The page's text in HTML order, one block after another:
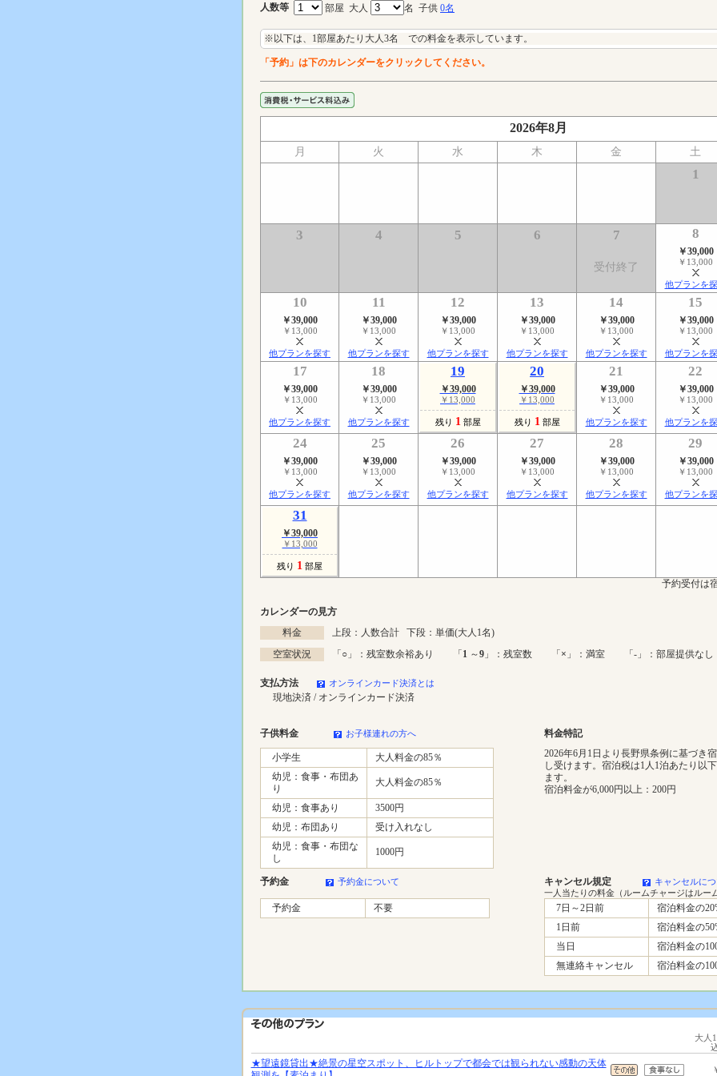
人数等 部屋 大人 名 子供 0名
※以下は、1部屋あたり大人3名 での料金を表示しています。
「予約」は下のカレンダーをクリックしてください。
2026年8月
月 火 水 木 金 土
1
3 4 5 6 7
受付終了
8
￥39,000
￥13,000
他プランを
10
￥39,000
￥13,000
他プランを探す
11
￥39,000
￥13,000
他プランを探す
12
￥39,000
￥13,000
他プランを探す
13
￥39,000
￥13,000
他プランを探す
14
￥39,000
￥13,000
他プランを探す
15
￥39,000
￥13,000
他プランを
17
￥39,000
￥13,000
他プランを探す
18
￥39,000
￥13,000
他プランを探す
19
￥39,000
￥13,000
残り 1 部屋
20
￥39,000
￥13,000
残り 1 部屋
21
￥39,000
￥13,000
他プランを探す
22
￥39,000
￥13,000
他プランを
24
￥39,000
￥13,000
他プランを探す
25
￥39,000
￥13,000
他プランを探す
26
￥39,000
￥13,000
他プランを探す
27
￥39,000
￥13,000
他プランを探す
28
￥39,000
￥13,000
他プランを探す
29
￥39,000
￥13,000
他プランを
31
￥39,000
￥13,000
残り 1 部屋
予約受付は
カレンダーの見方
料金
上段：人数合計 下段：単価(大人1名)
空室状況
「○ 」：残室数余裕あり 「1 ～9 」：残室数 「× 」：満室 「-」：部屋提供なし
支払方法 オンラインカード決済とは
現地決済 / オンラインカード決済
子供料金 お子様連れの方へ 料金特記
小学生
大人料金の85％
幼児：食事・布団あ
り
大人料金の85％
幼児：食事あり
3500円
幼児：布団あり
受け入れなし
幼児：食事・布団な
し
1000円
2026年6月1日より長野県条例に基づき
し受けます。宿泊税は1人1泊あたり以
ます。
宿泊料金が6,000円以上：200円
予約金 予約金について キャンセル規定
キャンセルに
一人当たりの料金（ルームチャージはルー
予約金 不要 7日～2日前
宿泊料金の
1日前
宿泊料金の
当日
宿泊料金の
無連絡キャンセル
宿泊料金の
大人
★望遠鏡貸出★絶景の星空スポット、ヒルトップで都会では観られない感動の天体